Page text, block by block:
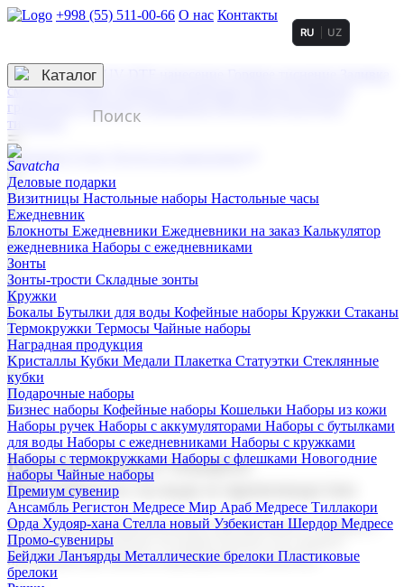
+998 (55) 511-00-66 О нас Контакты
3D гравировка
смолой (Doming)
гравировка твердая
тиснение
RU UZ
☰
Контакты
Каталог
Деловые подарки
Визитницы Настольные наборы Настольные часы
Ежедневник
Блокноты Ежедневники Ежедневники на заказ Калькулятор
ежедневника Наборы с ежедневниками
Зонты
Зонты-трости Складные зонты
Кружки
Бокалы Бутылки для воды Кофейные наборы Кружки Стаканы
Термокружки Термосы Чайные наборы
Наградная продукция
Kристаллы Кубки Медали Плакетка Статуэтки Стеклянные
кубки
Подарочные наборы
Бизнес наборы Кофейные наборы Кошельки Наборы из кожи
Наборы ручек Наборы с аккумуляторами Наборы с бутылками
для воды Наборы с ежедневниками Наборы с кружками
Наборы с термокружками Наборы с флешками Новогодние
наборы Чайные наборы
Премиум сувенир
Ансамбль Регистон Медресе Мир Араб Медресе Тиллакори
Орда Худояр-хана Стелла новый Узбекистан Шердор Медресе
Промо-сувениры
Бейджи Ланъярды Металлические брелоки Пластиковые
брелоки
Корпоративные подарки
Поставка со склада и производство
Мы предлагаем широкий выбор корпоративных подарков и
сувениров с логотипом. В нашем каталоге вы найдете
продукцию для бизнеса, мероприятия и клиентов.